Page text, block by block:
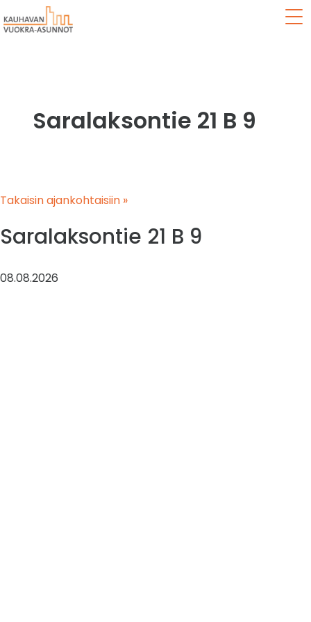
Saralaksontie 21 B 9
Takaisin ajankohtaisiin »
Saralaksontie 21 B 9
08.08.2026